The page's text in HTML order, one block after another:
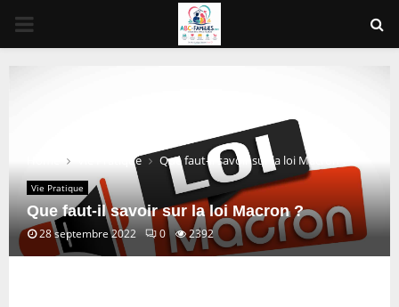
PRIMARY
Vie Pratique Que faut-il savoir sur la loi Macron ?
Vie Pratique
Que faut-il savoir sur la loi Macron ?
28 septembre 2022 0 2392